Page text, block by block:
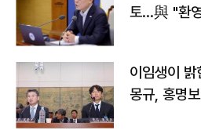
토…與 "환
이임생이
몽규, 홍명